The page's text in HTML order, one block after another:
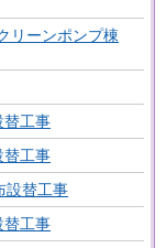
リーンポンプ棟
替工事
替工事
設替工事
替工事